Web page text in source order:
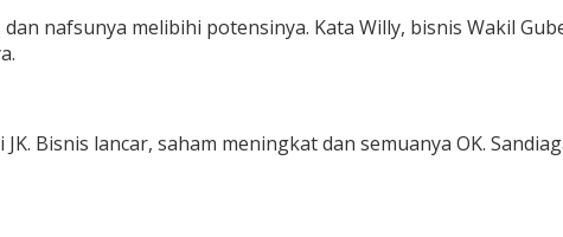
nafsunya melibihi potensinya. Kata Willy, bisnis Wakil
Bisnis lancar, saham meningkat dan semuanya OK.